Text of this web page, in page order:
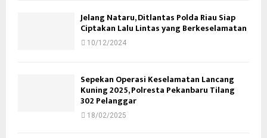
Jelang Nataru, Ditlantas Polda Riau Siap
Ciptakan Lalu Lintas yang Berkeselamatan
10/12/2024
Sepekan Operasi Keselamatan Lancang
Kuning 2025, Polresta Pekanbaru Tilang
302 Pelanggar
18/02/2025